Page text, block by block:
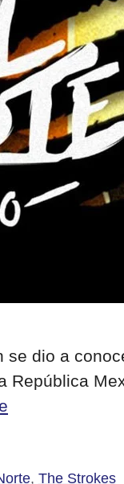
dio a
, The Strokes